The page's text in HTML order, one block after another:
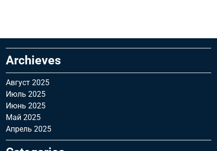
Archieves
Август 2025
Июль 2025
Июнь 2025
Май 2025
Апрель 2025